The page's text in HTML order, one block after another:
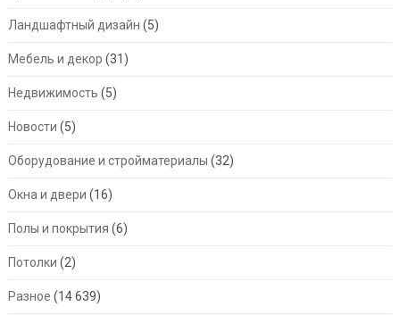
Ландшафтный дизайн (5)
Мебель и декор (31)
Недвижимость (5)
Новости (5)
Оборудование и стройматериалы (32)
Окна и двери (16)
Полы и покрытия (6)
Потолки (2)
Разное (14 639)